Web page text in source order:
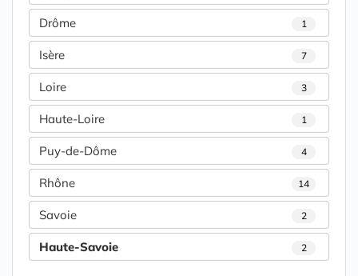
Drôme 1
Isère 7
Loire 3
Haute-Loire 1
Puy-de-Dôme 4
Rhône 14
Savoie 2
Haute-Savoie 2